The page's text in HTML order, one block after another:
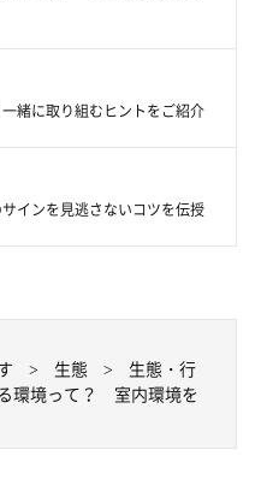
緒に取り組むヒントをご紹介
インを見逃さないコツを伝授
生態
生態・行
環境って？ 室内環境を